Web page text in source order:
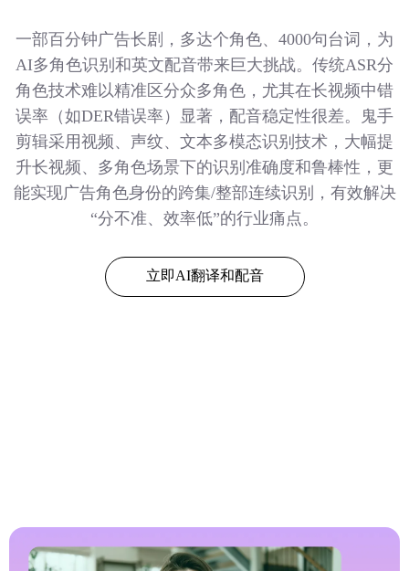
一部百分钟广告长剧，多达个角色、4000句台词，为
AI多角色识别和英文配音带来巨大挑战。传统ASR分
角色技术难以精准区分众多角色，尤其在长视频中错
误率（如DER错误率）显著，配音稳定性很差。鬼手
剪辑采用视频、声纹、文本多模态识别技术，大幅提
升长视频、多角色场景下的识别准确度和鲁棒性，更
能实现广告角色身份的跨集/整部连续识别，有效解决
“分不准、效率低”的行业痛点。
立即AI翻译和配音